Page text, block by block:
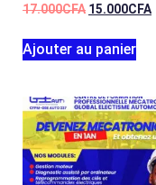
17.000CFA 15.000CFA
Ajouter au panier